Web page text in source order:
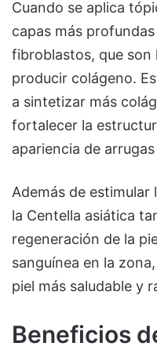
Cuando se aplica
capas más
fibroblastos, que son
producir colágeno.
a sintetizar más
fortalecer la
apariencia de
Además de
la Centella asiática
regeneración de la
sanguínea en la
piel más saludable y
Beneficios